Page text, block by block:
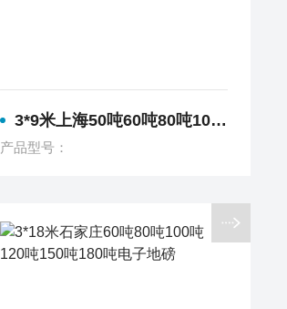
3*9米上海50吨60吨80吨100吨120吨150吨180吨电子地磅
产品型号：